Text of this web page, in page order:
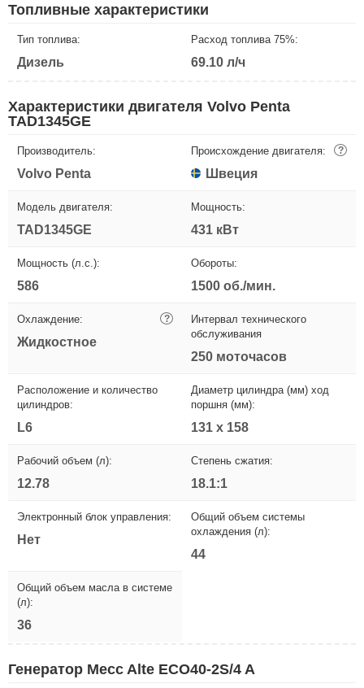
Топливные характеристики
Тип топлива:
Дизель
Расход топлива 75%:
69.10 л/ч
Характеристики двигателя Volvo Penta
TAD1345GE
Производитель:
Volvo Penta
Происхождение двигателя: ?
Швеция
Модель двигателя:
TAD1345GE
Мощность:
431 кВт
Мощность (л.с.):
586
Обороты:
1500 об./мин.
Охлаждение: ?
Жидкостное
Интервал технического
обслуживания
250 моточасов
Расположение и количество
цилиндров:
L6
Диаметр цилиндра (мм) ход
поршня (мм):
131 x 158
Рабочий объем (л):
12.78
Степень сжатия:
18.1:1
Электронный блок управления:
Нет
Общий объем системы
охлаждения (л):
44
Общий объем масла в системе
(л):
36
Генератор Mecc Alte ECO40-2S/4 A